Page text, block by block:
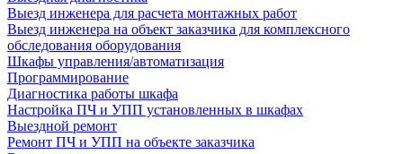
Выезд инженера для расчета монтажных работ
Выезд инженера на объект заказчика для комплексного
обследования оборудования
Шкафы управления/автоматизация
Программирование
Диагностика работы шкафа
Настройка ПЧ и УПП установленных в шкафах
Выездной ремонт
Ремонт ПЧ и УПП на объекте заказчика